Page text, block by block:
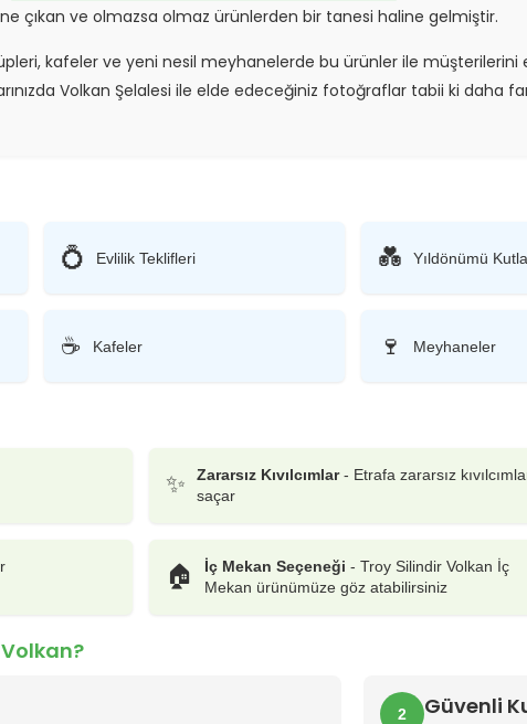
çıkan ve olmazsa olmaz ürünlerden bir tanesi haline gelmiştir.
kafeler ve yeni nesil meyhanelerde bu ürünler ile müşterilerini
Volkan Şelalesi ile elde edeceğiniz fotoğraflar tabii ki daha
💍 Evlilik Teklifleri 💑 Yıldönümü
☕ Kafeler 🍷 Meyhaneler
✨ Zararsız Kıvılcımlar- Etrafa zararsız
saçar
🏠 İç Mekan Seçeneği -Troy Silindir Volkan İç
Mekan ürünümüze göz atabilirsiniz
2 Güvenli